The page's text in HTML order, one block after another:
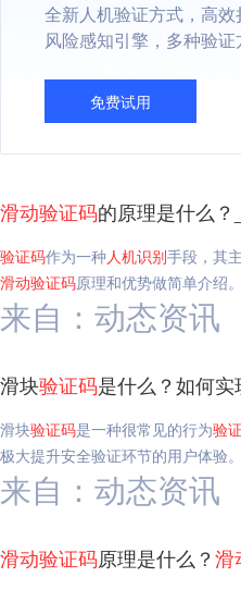
全新人机验证方式，高
风险感知引擎，多种验证
免费试用
滑动验证码的原理是什么
验证码作为一种人机识别手段，其
滑动验证码原理和优势做简单介绍。
来自：动态资讯
滑块验证码是什么？如何
滑块验证码是一种很常见的行为验
极大提升安全验证环节的用户体验
来自：动态资讯
滑动验证码原理是什么？滑